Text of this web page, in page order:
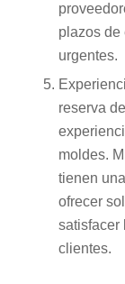
plazos de
urgentes.
reserva
moldes.
tienen
ofrecer
satisfacer
clientes.